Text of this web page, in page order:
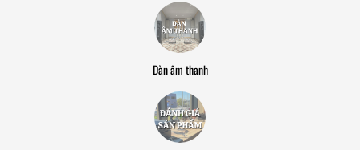
Dàn âm thanh